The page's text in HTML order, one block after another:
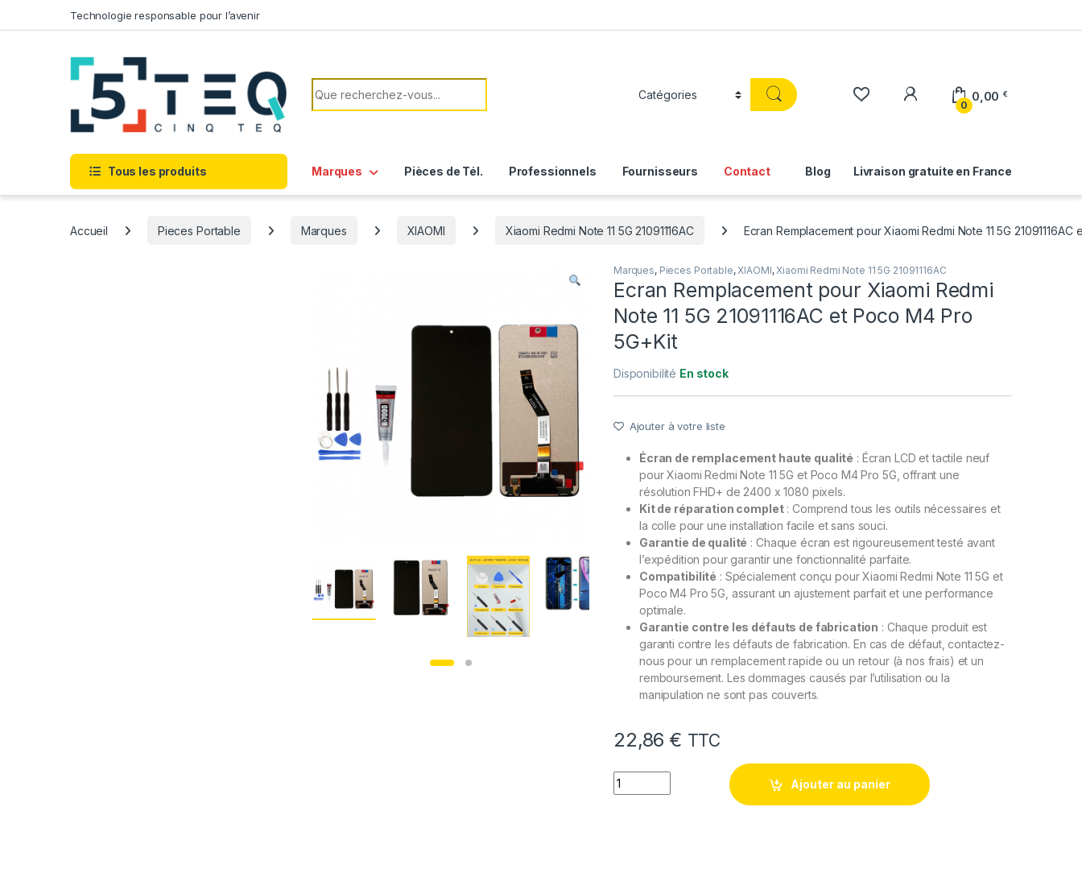
Technologie responsable pour l’avenir
Rechercher:
0
0,00 €
Tous les produits Marques Pièces de Tél. Professionnels Fournisseurs Contact Livraison gratuite en France
Blog
Accueil Pieces Portable Marques XIAOMI Xiaomi Redmi Note 11 5G 21091116AC Ecran Remplacement pour Xiaomi Redmi Note 11 5G
Marques, Pieces Portable, XIAOMI, Xiaomi Redmi Note 11 5G 21091116AC
Ecran Remplacement pour Xiaomi Redmi
Note 11 5G 21091116AC et Poco M4 Pro
5G+Kit
Disponibilité En stock
Ajouter à votre liste
Écran de remplacement haute qualité : Écran LCD et tactile neuf
pour Xiaomi Redmi Note 11 5G et Poco M4 Pro 5G, offrant une
résolution FHD+ de 2400 x 1080 pixels.
Kit de réparation complet: Comprend tous les outils nécessaires et
la colle pour une installation facile et sans souci.
Garantie de qualité : Chaque écran est rigoureusement testé avant
l’expédition pour garantir une fonctionnalité parfaite.
Compatibilité : Spécialement conçu pour Xiaomi Redmi Note 11 5G et
Poco M4 Pro 5G, assurant un ajustement parfait et une performance
optimale.
Garantie contre les défauts de fabrication : Chaque produit est
garanti contre les défauts de fabrication. En cas de défaut, contactez-
nous pour un remplacement rapide ou un retour (à nos frais) et un
remboursement. Les dommages causés par l’utilisation ou la
manipulation ne sont pas couverts.
22,86 € TTC
quantité de Ecran Remplacement pour Xiaomi Redmi Note 11 5G 21091116AC et
Ajouter au panier